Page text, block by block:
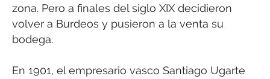
zona. Pero a finales del siglo XIX decidieron
volver a Burdeos y pusieron a la venta su
bodega.
En 1901, el empresario vasco Santiago Ugarte